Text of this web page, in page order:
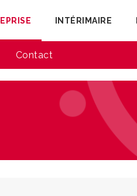
INTÉRIMAIRE
Contact